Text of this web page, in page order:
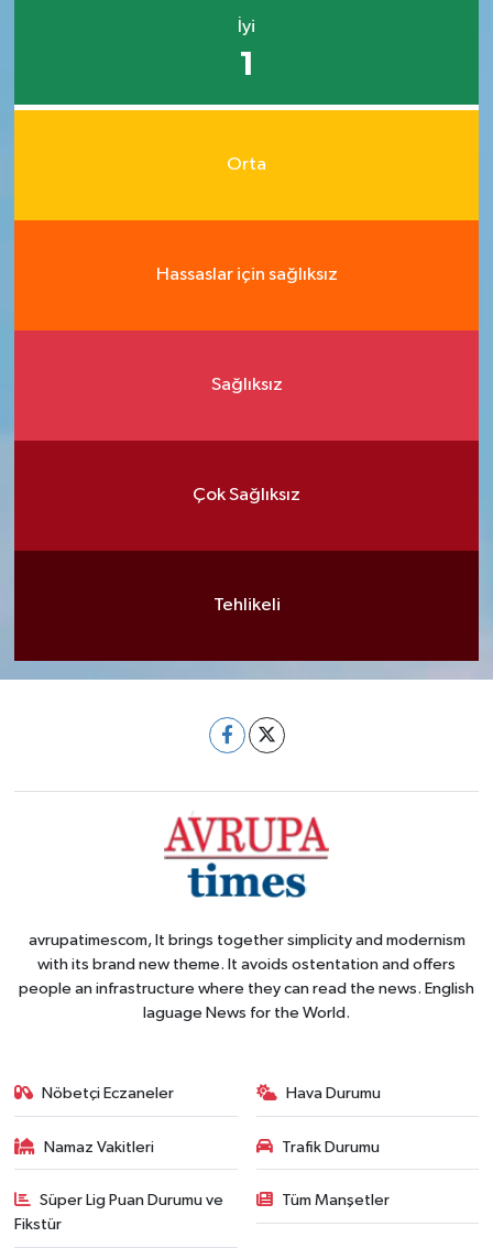
İyi
1
Orta
Hassaslar için sağlıksız
Sağlıksız
Çok Sağlıksız
Tehlikeli
avrupatimescom, It brings together simplicity and modernism
with its brand new theme. It avoids ostentation and offers
people an infrastructure where they can read the news. English
laguage News for the World.
Nöbetçi Eczaneler Hava Durumu
Namaz Vakitleri Trafik Durumu
Süper Lig Puan Durumu ve
Fikstür
Tüm Manşetler